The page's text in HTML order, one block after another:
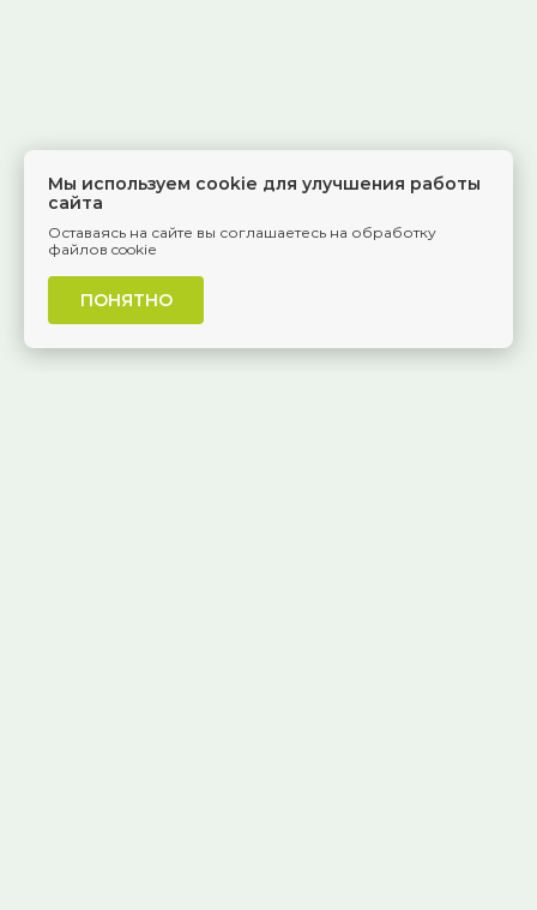
Мы используем cookie для улучшения работы
сайта
Оставаясь на сайте вы соглашаетесь на обработку
файлов cookie
ПОНЯТНО